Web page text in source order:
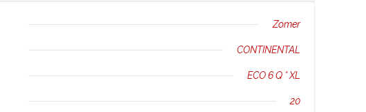
Zomer
CONTINENTAL
ECO 6 Q * XL
20